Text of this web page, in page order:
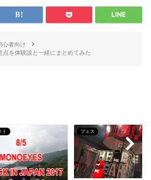
心者向け
を体験談と一緒にまとめてみた
ト フェス